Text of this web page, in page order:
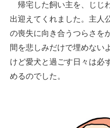
帰宅した飼い主を、じじ
出迎えてくれました。主人
の喪失に向き合うつらさを
間を悲しみだけで埋めない
けど愛犬と過ごす日々は必
めるのでした。